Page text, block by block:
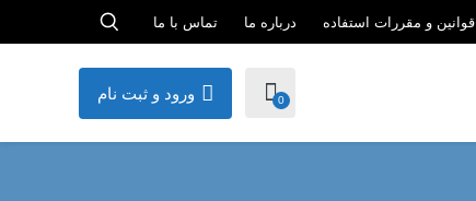
قوانین و مقررات استفاده درباره ما تماس با ما
0 ورود و ثبت نام